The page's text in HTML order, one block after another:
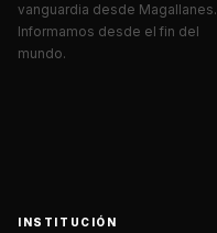
vanguardia desde Magallanes.
Informamos desde el fin del
mundo.
INSTITUCIÓN